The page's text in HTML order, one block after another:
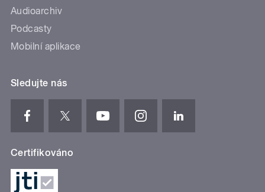
Audioarchiv
Podcasty
Mobilní aplikace
Sledujte nás
Certifikováno